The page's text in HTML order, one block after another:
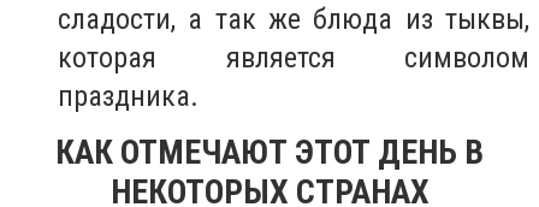
сладости, а так же блюда из тыквы,
которая является символом
праздника.
КАК ОТМЕЧАЮТ ЭТОТ ДЕНЬ В
НЕКОТОРЫХ СТРАНАХ